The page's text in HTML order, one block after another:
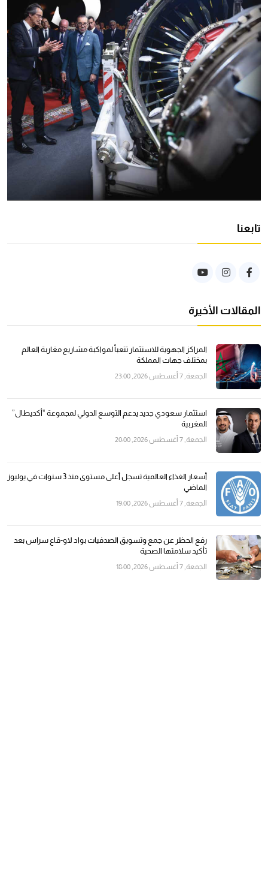
تابعنا
المقالات الأخيرة
المراكز الجهوية للاستثمار تتعبأ لمواكبة مشاريع مغاربة العالم
بمختلف جهات المملكة
الجمعة, 7 أغسطس 2026, 23:00
استثمار سعودي جديد يدعم التوسع الدولي لمجموعة “أكديطال”
المغربية
الجمعة, 7 أغسطس 2026, 20:00
أسعار الغذاء العالمية تسجل أعلى مستوى منذ 3 سنوات في يوليوز
الماضي
الجمعة, 7 أغسطس 2026, 19:00
رفع الحظر عن جمع وتسويق الصدفيات بواد لاو-قاع سراس بعد
تأكيد سلامتها الصحية
الجمعة, 7 أغسطس 2026, 18:00